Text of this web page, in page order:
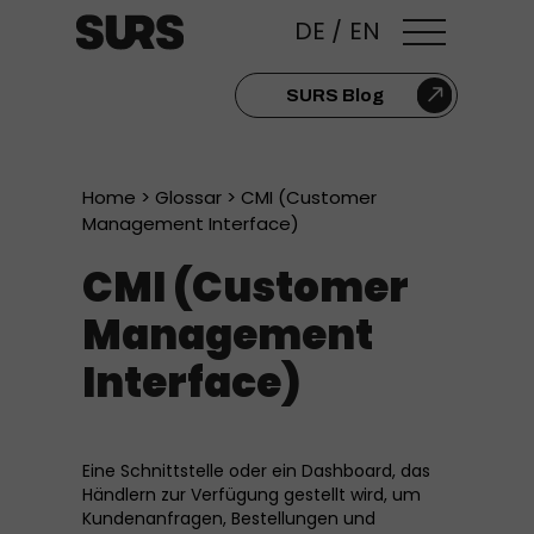
DE / EN
SURS Blog
Home > Glossar > CMI (Customer
Management Interface)
CMI (Customer
Management
Interface)
Eine Schnittstelle oder ein Dashboard, das
Händlern zur Verfügung gestellt wird, um
Kundenanfragen, Bestellungen und